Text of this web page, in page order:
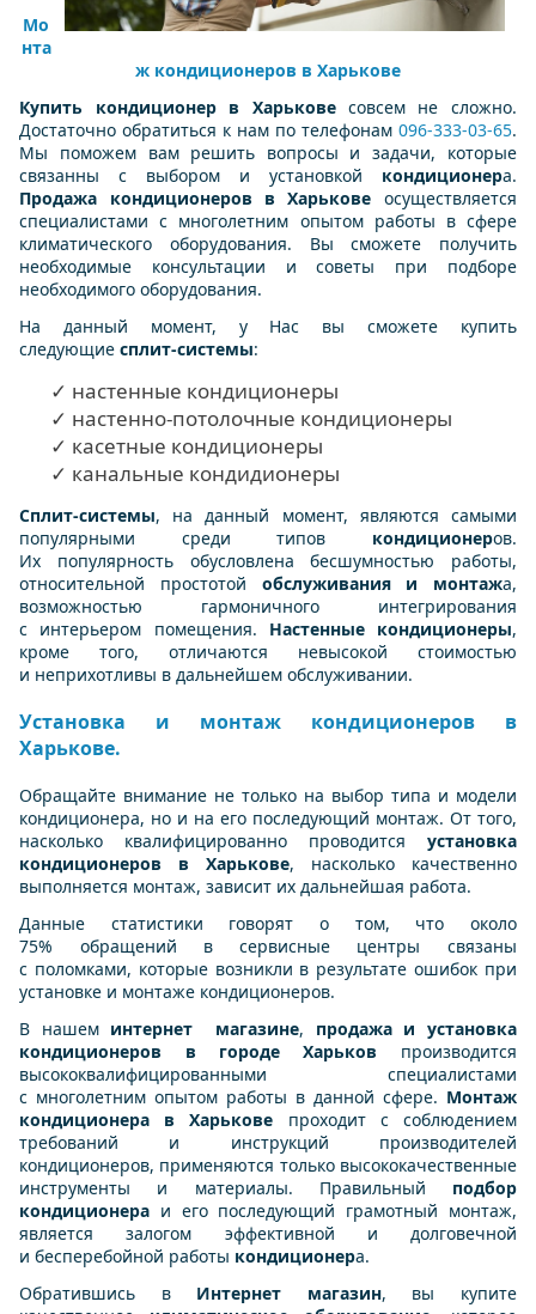
Мо
нта
ж кондиционеров в Харькове
Купить кондиционер в Харькове совсем не сложно.
Достаточно обратиться к нам по телефонам 096-333-03-65.
Мы поможем вам решить вопросы и задачи, которые
связанны с выбором и установкой кондиционера.
Продажа
кондиционеров в Харькове осуществляется
специалистами с многолетним опытом работы в сфере
климатического оборудования. Вы сможете получить
необходимые консультации и советы при подборе
необходимого оборудования.
На данный момент, у Нас вы сможете купить
следующиесплит-системы:
✓ настенные кондиционеры
✓ настенно-потолочные кондиционеры
✓ касетные кондиционеры
✓ канальные кондидионеры
Сплит-системы, на данный момент, являются самыми
популярными среди типов кондиционеров.
Их популярность обусловлена бесшумностью работы,
относительной простотой обслуживания и монтажа,
возможностью гармоничного интегрирования
с интерьером помещения. Настенные кондиционеры,
кроме того, отличаются невысокой стоимостью
и неприхотливы в дальнейшем обслуживании.
Установка и монтаж кондиционеров в
Харькове.
Обращайте внимание не только на выбор типа и модели
кондиционера, но и на его последующий монтаж. От того,
насколько квалифицированно проводится установка
кондиционеров в Харькове, насколько качественно
выполняется монтаж, зависит их дальнейшая работа.
Данные статистики говорят о том, что около
75% обращений в сервисные центры связаны
с поломками, которые возникли в результате ошибок при
установке и монтаже кондиционеров.
В нашем интернет магазине, продажа и установка
кондиционеров в городе Харьков производится
высококвалифицированными специалистами
с многолетним опытом работы в данной сфере. Монтаж
кондиционера в Харькове проходит с соблюдением
требований и инструкций производителей
кондиционеров, применяются только высококачественные
инструменты и материалы. Правильный подбор
кондиционера и его последующий грамотный монтаж,
является залогом эффективной и долговечной
и бесперебойной работы кондиционера.
Обратившись в Интернет магазин, вы купите